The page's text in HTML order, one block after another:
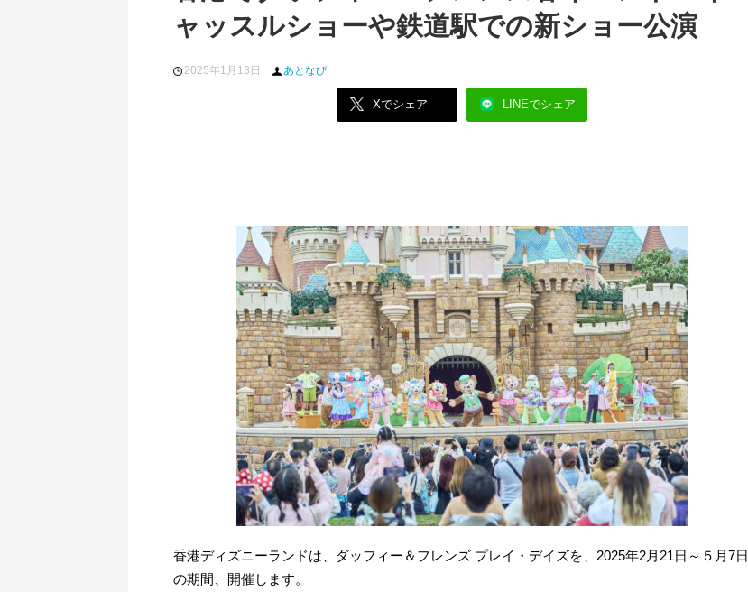
ャッスルショーや鉄道駅での新ショー公演
2025年1月13日 あとなび
Xでシェア LINEでシェア
香港ディズニーランドは、ダッフィー＆フレンズ プレイ・デイズを、2025年2月21日～５月7日
の期間、開催します。